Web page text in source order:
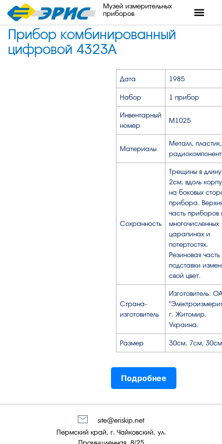
Музей измерительных
приборов
Прибор комбинированный
цифровой 4323А
Дата 1985
Набор 1 прибор
Инвентарный
номер
М1025
Материалы
Металл, пластик,
Сохранность
Трещины в длину
2см, вдоль
на боковых
прибора.
часть приборов
многочисленных
царапинах и
потертостях.
Резиновая часть
подставки
свой цвет.
Страна-
изготовитель
Изготовитель:
г. Житомир,
Украина.
Размер 30см, 7см, 30см
Подробнее
Пермский край, г. Чайковский, ул.
site@eriskip.net